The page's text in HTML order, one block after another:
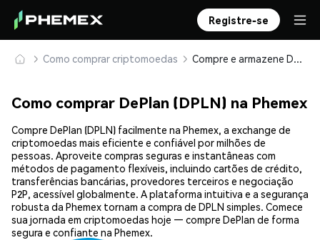
Registre-se
Como comprar criptomoedas Compre e armazene DePlan (DPLN) com segurança
Como comprar DePlan (DPLN) na Phemex
Compre DePlan (DPLN) facilmente na Phemex, a exchange de
criptomoedas mais eficiente e confiável por milhões de
pessoas. Aproveite compras seguras e instantâneas com
métodos de pagamento flexíveis, incluindo cartões de crédito,
transferências bancárias, provedores terceiros e negociação
P2P, acessível globalmente. A plataforma intuitiva e a segurança
robusta da Phemex tornam a compra de DPLN simples. Comece
sua jornada em criptomoedas hoje — compre DePlan de forma
segura e confiante na Phemex.